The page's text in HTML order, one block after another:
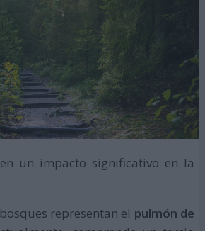
un impacto significativo en la
representan el pulmón de